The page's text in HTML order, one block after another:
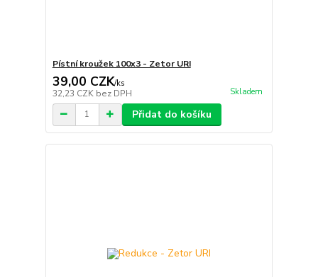
Pístní kroužek 100x3 - Zetor URI
39,00 CZK/ks
32,23 CZK bez DPH Skladem
Přidat do košíku